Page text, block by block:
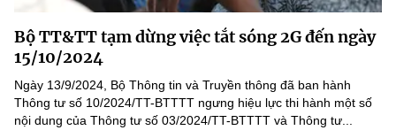
Bộ TT&TT tạm dừng việc tắt sóng 2G đến ngày
15/10/2024
Ngày 13/9/2024, Bộ Thông tin và Truyền thông đã ban hành
Thông tư số 10/2024/TT-BTTTT ngưng hiệu lực thi hành một số
nội dung của Thông tư số 03/2024/TT-BTTTT và Thông tư...